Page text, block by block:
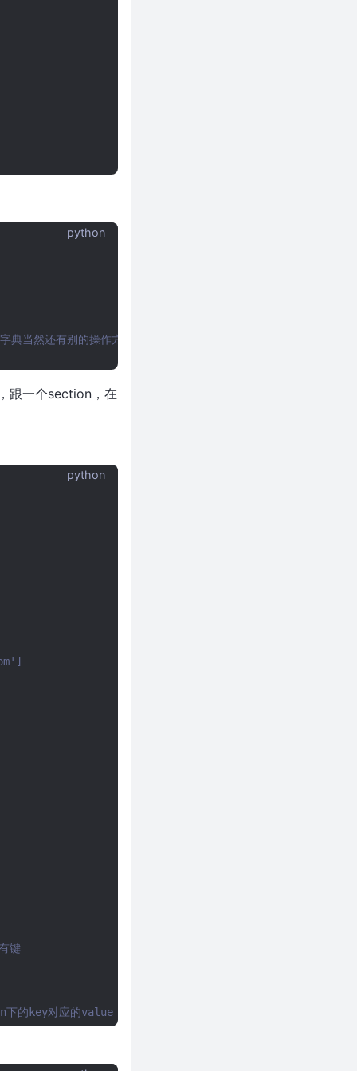
python
当然还有别的操作方式啦！
跟一个section，在
python
键
的key对应的value